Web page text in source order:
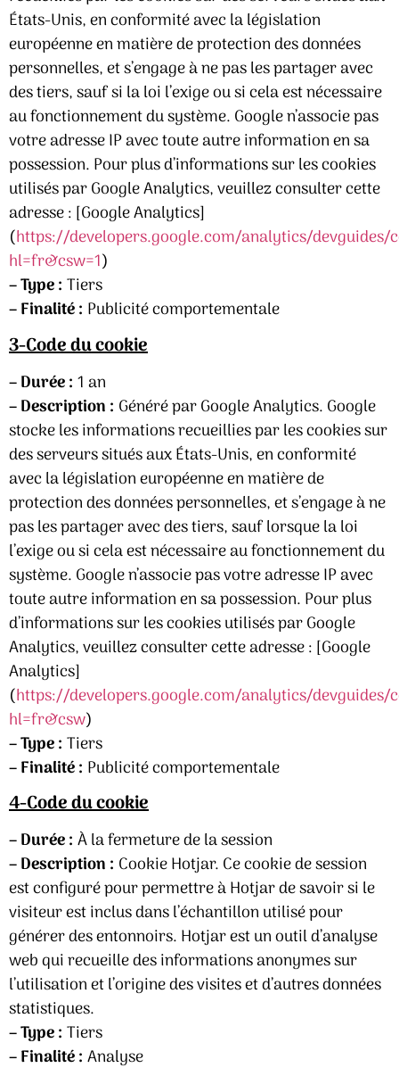
États-Unis, en conformité avec la législation
européenne en matière de protection des données
personnelles, et s’engage à ne pas les partager avec
des tiers, sauf si la loi l’exige ou si cela est nécessaire
au fonctionnement du système. Google n’associe pas
votre adresse IP avec toute autre information en sa
possession. Pour plus d’informations sur les cookies
utilisés par Google Analytics, veuillez consulter cette
adresse : [Google Analytics]
(https://developers.google.com/analytics/
hl=fr&csw=1)
– Type : Tiers
– Finalité : Publicité comportementale
3-Code du cookie
– Durée : 1 an
– Description : Généré par Google Analytics. Google
stocke les informations recueillies par les cookies sur
des serveurs situés aux États-Unis, en conformité
avec la législation européenne en matière de
protection des données personnelles, et s’engage à ne
pas les partager avec des tiers, sauf lorsque la loi
l’exige ou si cela est nécessaire au fonctionnement du
système. Google n’associe pas votre adresse IP avec
toute autre information en sa possession. Pour plus
d’informations sur les cookies utilisés par Google
Analytics, veuillez consulter cette adresse : [Google
Analytics]
(https://developers.google.com/analytics/
hl=fr&csw)
– Type : Tiers
– Finalité : Publicité comportementale
4-Code du cookie
– Durée : À la fermeture de la session
– Description : Cookie Hotjar. Ce cookie de session
est configuré pour permettre à Hotjar de savoir si le
visiteur est inclus dans l’échantillon utilisé pour
générer des entonnoirs. Hotjar est un outil d’analyse
web qui recueille des informations anonymes sur
l’utilisation et l’origine des visites et d’autres données
statistiques.
– Type : Tiers
– Finalité : Analyse